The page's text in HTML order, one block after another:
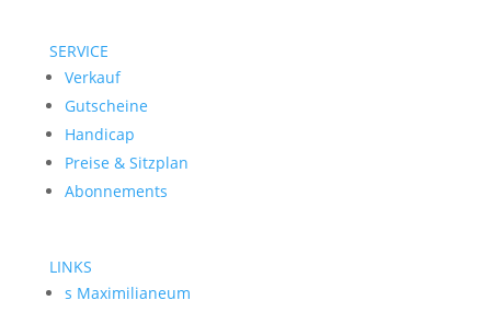
SERVICE
Verkauf
Gutscheine
Handicap
Preise & Sitzplan
Abonnements
LINKS
s Maximilianeum